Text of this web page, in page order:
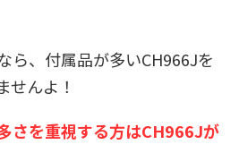
ら、付属品が多いCH966Jを
せんよ！
さを重視する方はCH966Jが